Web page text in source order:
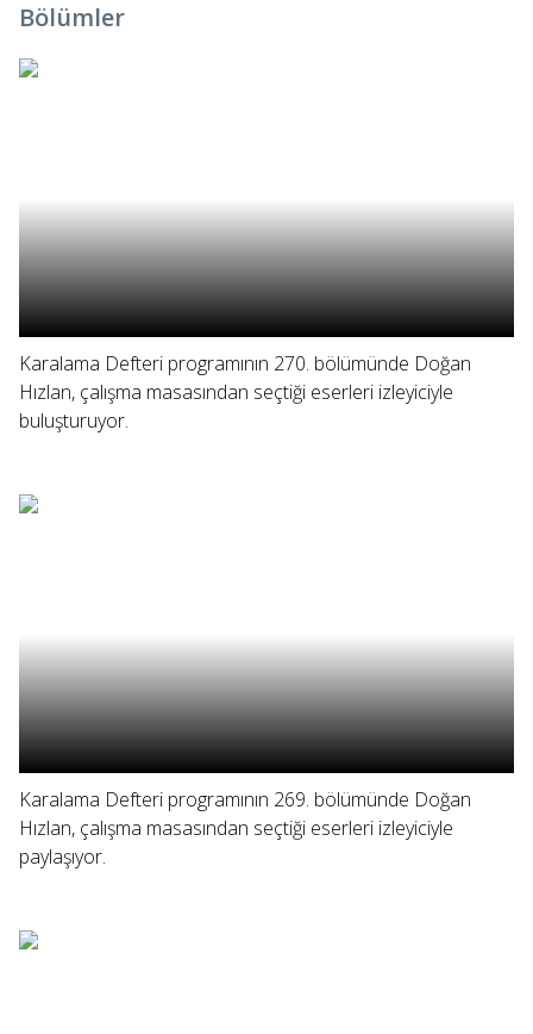
Bölümler
Karalama Defteri programının 270. bölümünde Doğan
Hızlan, çalışma masasından seçtiği eserleri izleyiciyle
buluşturuyor.
Karalama Defteri programının 269. bölümünde Doğan
Hızlan, çalışma masasından seçtiği eserleri izleyiciyle
paylaşıyor.